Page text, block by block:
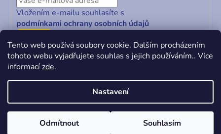
Tento web používá soubory cookie. Dalším procházením
tohoto webu vyjadřujete souhlas s jejich používáním.. Více
informacízde.
Nastavení
Odmítnout Souhlasím
Vložením e-mailu souhlasíte s
podmínkami ochrany osobních údajů
ODEBÍRAT
Vytvořil Shoptet&PekneWeby
Copyright 2026
. Všechna práva